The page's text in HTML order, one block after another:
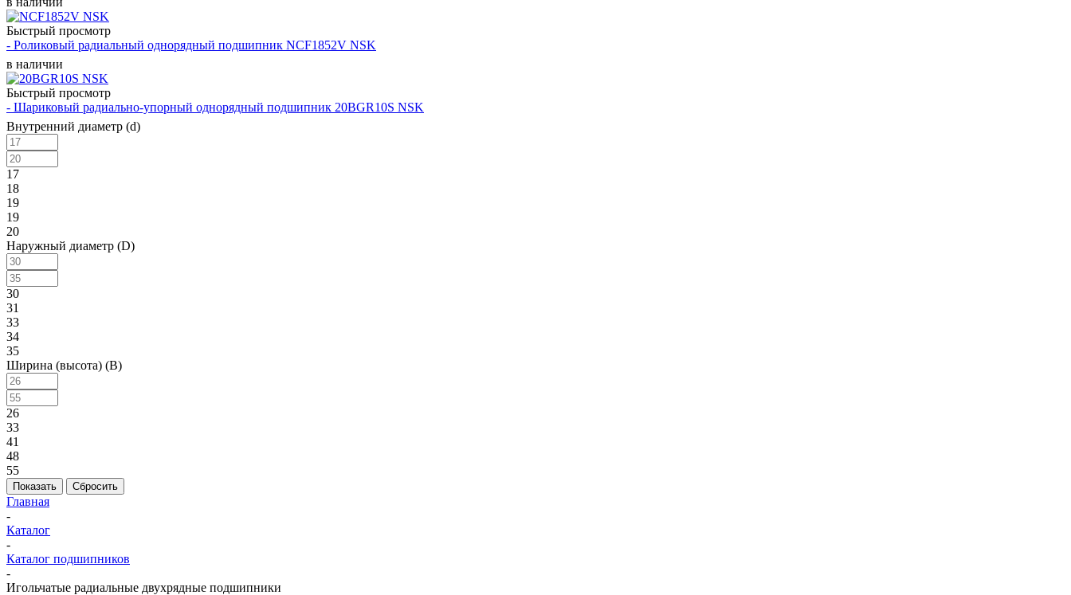
Быстрый просмотр
- Роликовый радиальный однорядный подшипник NCF1852V NSK
в наличии
Быстрый просмотр
- Шариковый радиально-упорный однорядный подшипник 20BGR10S NSK
Внутренний диаметр (d)
17
18
19
19
20
Наружный диаметр (D)
30
31
33
34
35
Ширина (высота) (B)
26
33
41
48
55
Сбросить
Главная
-
Каталог
-
Каталог подшипников
-
Игольчатые радиальные двухрядные подшипники